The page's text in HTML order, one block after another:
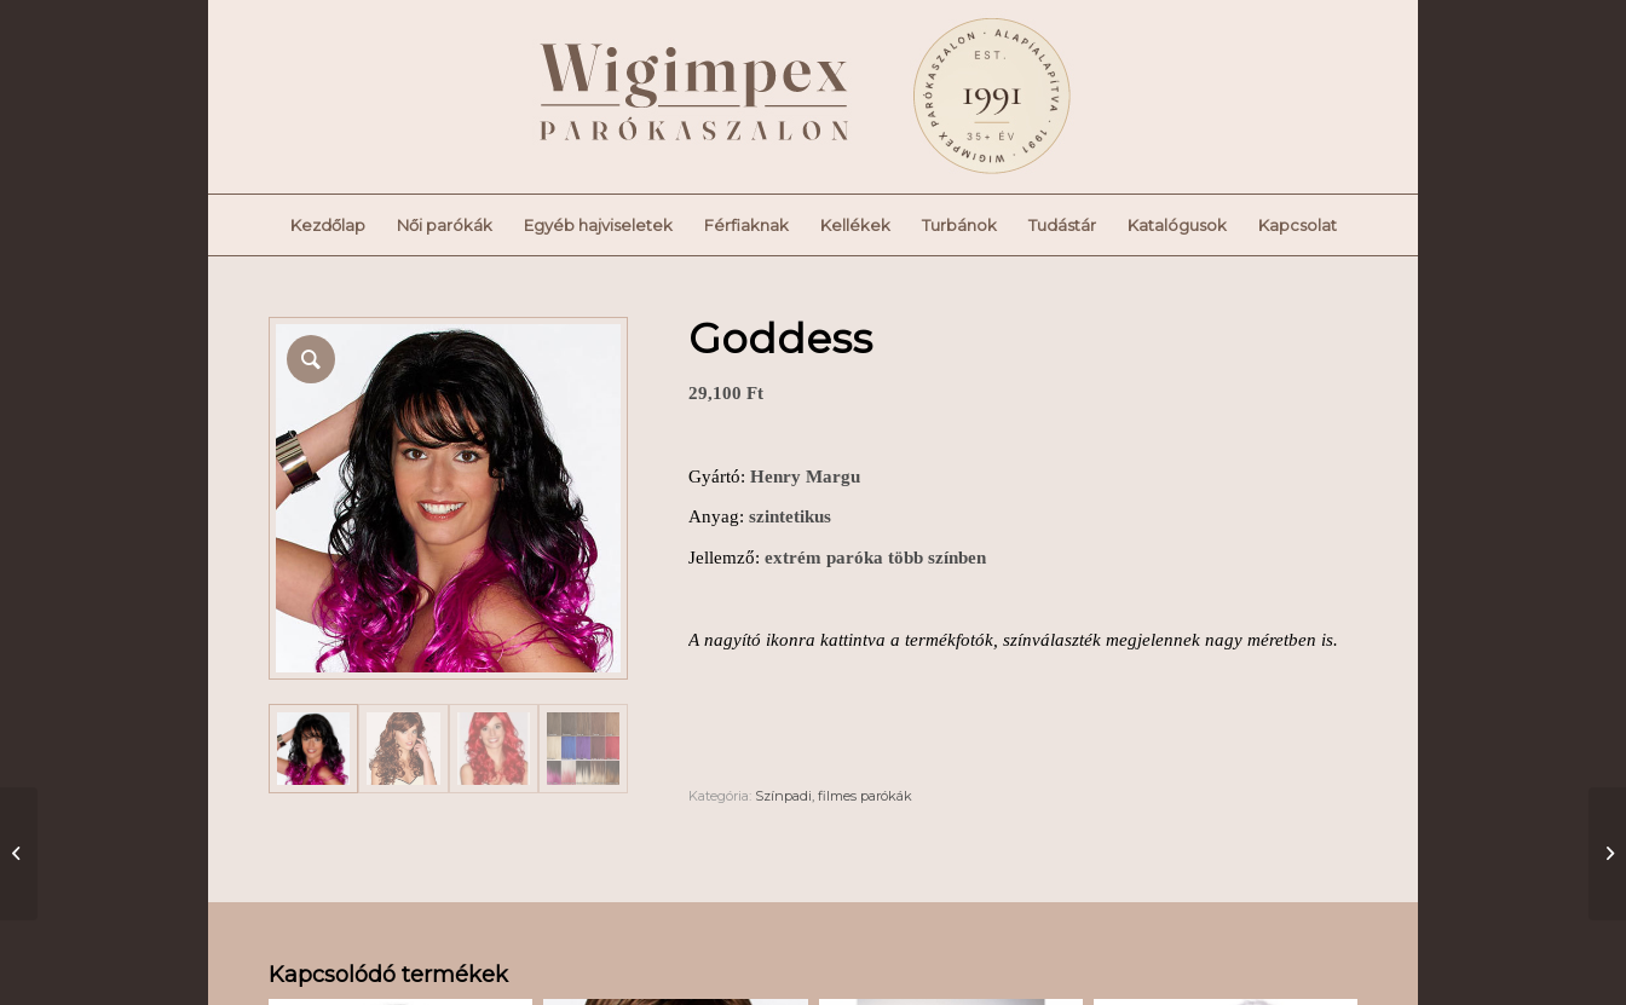
Kezdőlap Női parókák Egyéb hajviseletek Férfiaknak Kellékek Turbánok Tudástár Katalógusok Kapcsolat
Goddess
29,100 Ft
Gyártó: Henry Margu
Anyag: szintetikus
Jellemző: extrém paróka több színben
A nagyító ikonra kattintva a termékfotók, színválaszték megjelennek nagy méretben is.
Kategória: Színpadi, filmes parókák
Kapcsolódó termékek